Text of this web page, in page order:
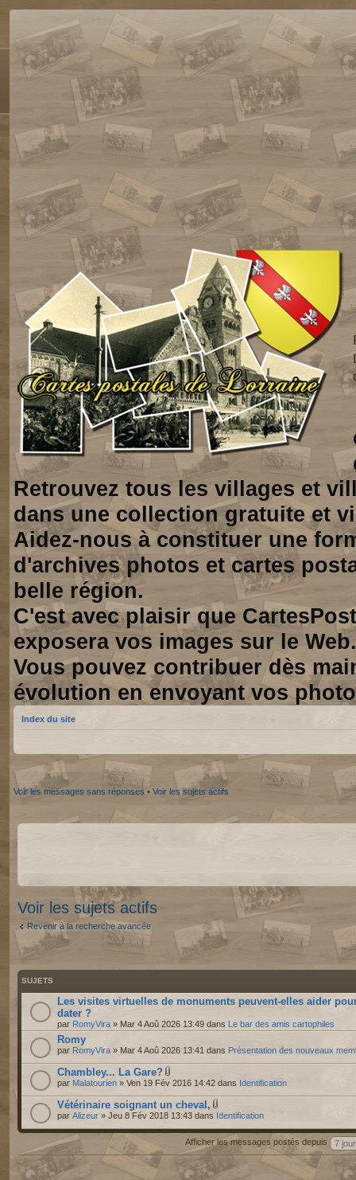
Retrouvez tous les villages et
dans une collection gratuite et
Aidez-nous à constituer une
d'archives photos et cartes
belle région.
C'est avec plaisir que
exposera vos images sur le Web.
Vous pouvez contribuer dès
évolution en envoyant vos
Index du site
Voir les messages sans réponses • Voir les sujets actifs
Voir les sujets actifs
Revenir à la recherche avancée
SUJETS
Les visites virtuelles de monuments peuvent-elles aider
dater ?
par RomyVira » Mar 4 Aoû 2026 13:49 dans Le bar des amis cartophiles
Romy
par RomyVira » Mar 4 Aoû 2026 13:41 dans Présentation des nouveaux
Chambley... La Gare?
par Malatourien » Ven 19 Fév 2016 14:42 dans Identification
Vétérinaire soignant un cheval,
par Alizeur » Jeu 8 Fév 2018 13:43 dans Identification
Afficher les messages postés depuis